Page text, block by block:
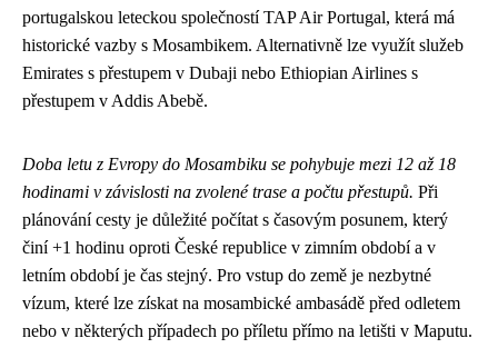
portugalskou leteckou společností TAP Air Portugal, která má
historické vazby s Mosambikem. Alternativně lze využít služeb
Emirates s přestupem v Dubaji nebo Ethiopian Airlines s
přestupem v Addis Abebě.
Doba letu z Evropy do Mosambiku se pohybuje mezi 12 až 18
hodinami v závislosti na zvolené trase a počtu přestupů. Při
plánování cesty je důležité počítat s časovým posunem, který
činí +1 hodinu oproti České republice v zimním období a v
letním období je čas stejný. Pro vstup do země je nezbytné
vízum, které lze získat na mosambické ambasádě před odletem
nebo v některých případech po příletu přímo na letišti v Maputu.